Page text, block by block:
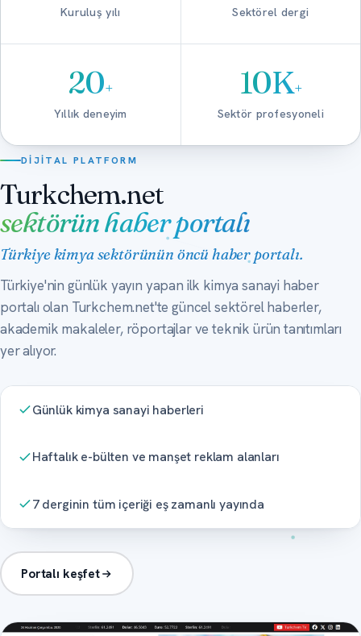
Kuruluş yılı Sektörel dergi
20+
Yıllık deneyim
10K+
Sektör profesyoneli
DIJITAL PLATFORM
Turkchem.net
sektörün haber portalı
Türkiye kimya sektörünün öncü haber portalı.
Türkiye'nin günlük yayın yapan ilk kimya sanayi haber
portalı olan Turkchem.net'te güncel sektörel haberler,
akademik makaleler, röportajlar ve teknik ürün tanıtımları
yer alıyor.
Günlük kimya sanayi haberleri
Haftalık e-bülten ve manşet reklam alanları
7 derginin tüm içeriği eş zamanlı yayında
Portalı keşfet